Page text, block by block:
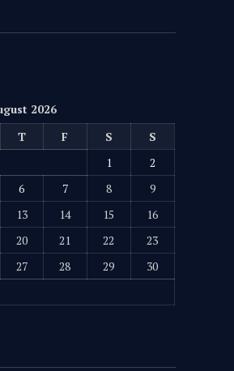
2026
T F S
S
1
2
6 7 8
9
13 14 15
16
20 21 22
23
27 28 29
30